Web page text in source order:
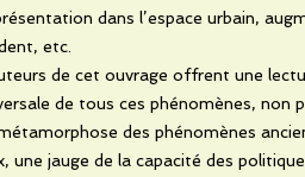
dans l’espace urbain,
etc.
de cet ouvrage offrent une
de tous ces phénomènes, non
des phénomènes
une jauge de la capacité des